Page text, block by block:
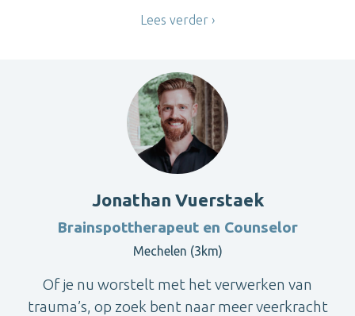
Lees verder
Jonathan Vuerstaek
Brainspottherapeut en Counselor
Mechelen (3km)
Of je nu worstelt met het verwerken van
trauma’s, op zoek bent naar meer veerkracht